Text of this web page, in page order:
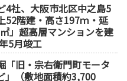
4社、大阪市北区中之島5
52階建・高さ197ｍ・延
」超高層マンションを建
5月竣工
「旧・宗右衛門町モータ
」（敷地面積約3,700